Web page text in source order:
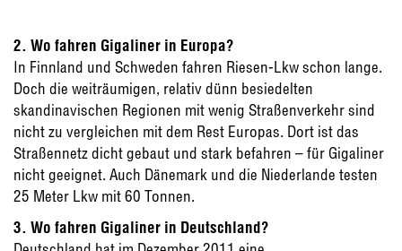
2. Wo fahren Gigaliner in Europa?
In Finnland und Schweden fahren Riesen-Lkw schon lange.
Doch die weiträumigen, relativ dünn besiedelten
skandinavischen Regionen mit wenig Straßenverkehr sind
nicht zu vergleichen mit dem Rest Europas. Dort ist das
Straßennetz dicht gebaut und stark befahren – für Gigaliner
nicht geeignet. Auch Dänemark und die Niederlande testen
25 Meter Lkw mit 60 Tonnen.
3. Wo fahren Gigaliner in Deutschland?